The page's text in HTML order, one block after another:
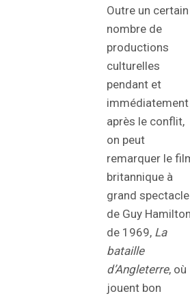
Outre un certain
nombre de
productions
culturelles
pendant et
immédiatement
après le conflit,
on peut
remarquer le
britannique à
grand spectacle
de Guy Hamilton
de 1969, La
bataille
d’Angleterre, où
jouent bon